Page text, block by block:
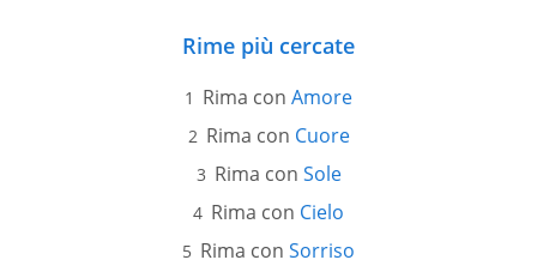
Rime più cercate
Rima con Amore
Rima con Cuore
Rima con Sole
Rima con Cielo
Rima con Sorriso